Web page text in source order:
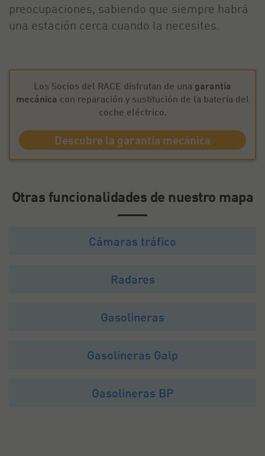
preocupaciones, sabiendo que siempre habrá
una estación cerca cuando la necesites.
Los Socios del RACE disfrutan de una garantía
mecánica con reparación y sustitución de la batería del
coche eléctrico.
Descubre la garantía mecánica
Otras funcionalidades de nuestro mapa
Cámaras tráfico
Radares
Gasolineras
Gasolineras Galp
Gasolineras BP